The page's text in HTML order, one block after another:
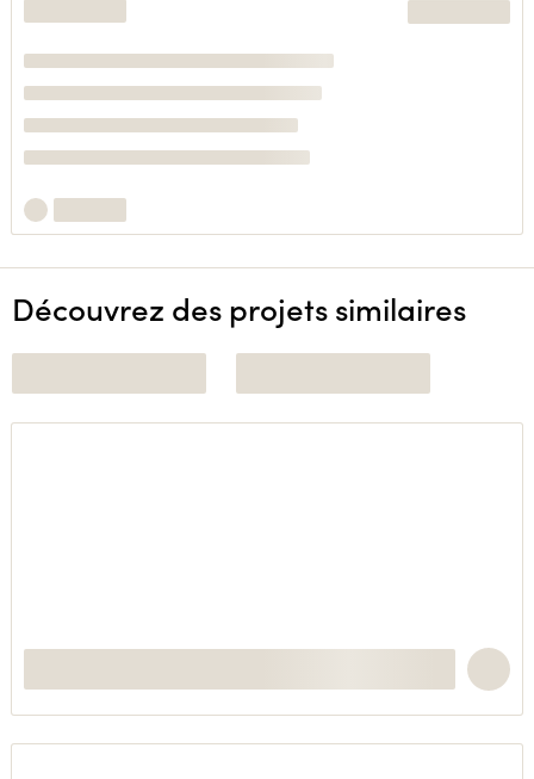
Découvrez des projets similaires